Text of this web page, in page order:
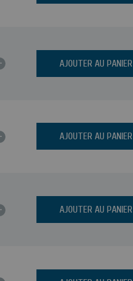
AJOUTER AU PANIER
AJOUTER AU PANIER
AJOUTER AU PANIER